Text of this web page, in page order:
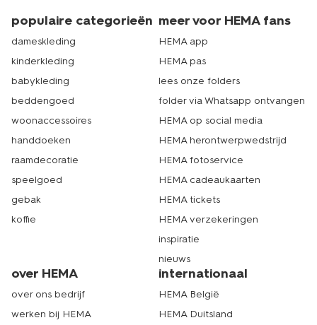
populaire categorieën
dameskleding
kinderkleding
babykleding
beddengoed
woonaccessoires
handdoeken
raamdecoratie
speelgoed
gebak
koffie
meer voor HEMA fans
HEMA app
HEMA pas
lees onze folders
folder via Whatsapp ontvangen
HEMA op social media
HEMA herontwerpwedstrijd
HEMA fotoservice
HEMA cadeaukaarten
HEMA tickets
HEMA verzekeringen
inspiratie
nieuws
over HEMA
over ons bedrijf
werken bij HEMA
internationaal
HEMA België
HEMA Duitsland